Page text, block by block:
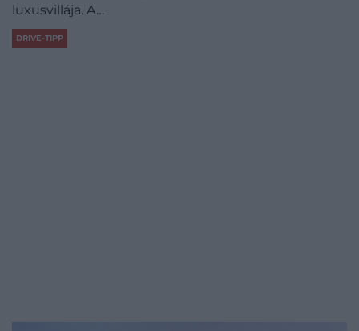
luxusvillája. A…
DRIVE-TIPP